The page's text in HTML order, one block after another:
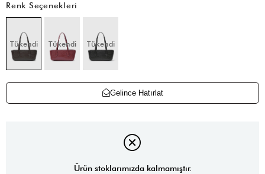
Renk Seçenekleri
Tükendi Tükendi Tükendi
Gelince Hatırlat
Ürün stoklarımızda kalmamıştır.